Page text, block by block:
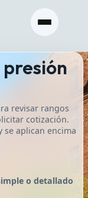
revisar rangos
cotización.
se aplican encima
o detallado